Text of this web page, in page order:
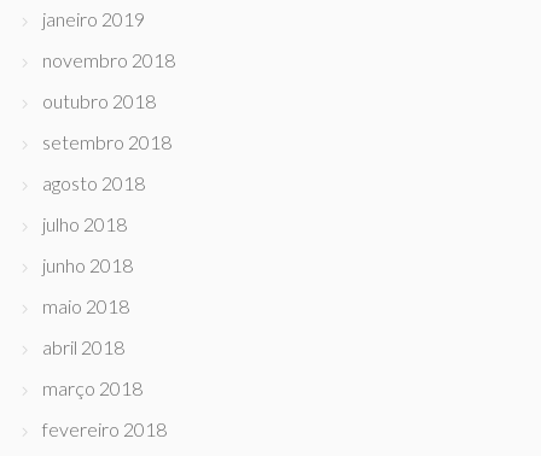
janeiro 2019
novembro 2018
outubro 2018
setembro 2018
agosto 2018
julho 2018
junho 2018
maio 2018
abril 2018
março 2018
fevereiro 2018